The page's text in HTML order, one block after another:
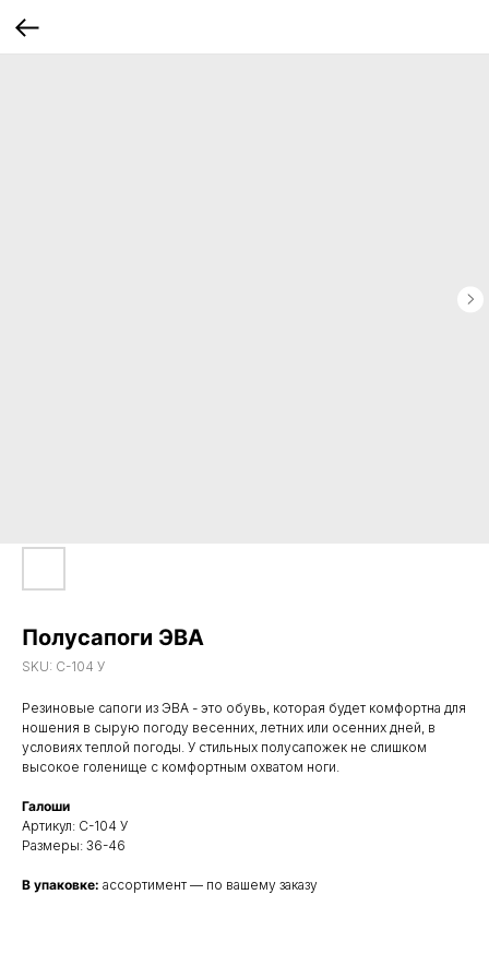
Полусапоги ЭВА
SKU: С-104 У
Резиновые сапоги из ЭВА - это обувь, которая будет комфортна для
ношения в сырую погоду весенних, летних или осенних дней, в
условиях теплой погоды. У стильных полусапожек не слишком
высокое голенище с комфортным охватом ноги.
Галоши
Артикул: С-104 У
Размеры: 36-46
В упаковке: ассортимент — по вашему заказу